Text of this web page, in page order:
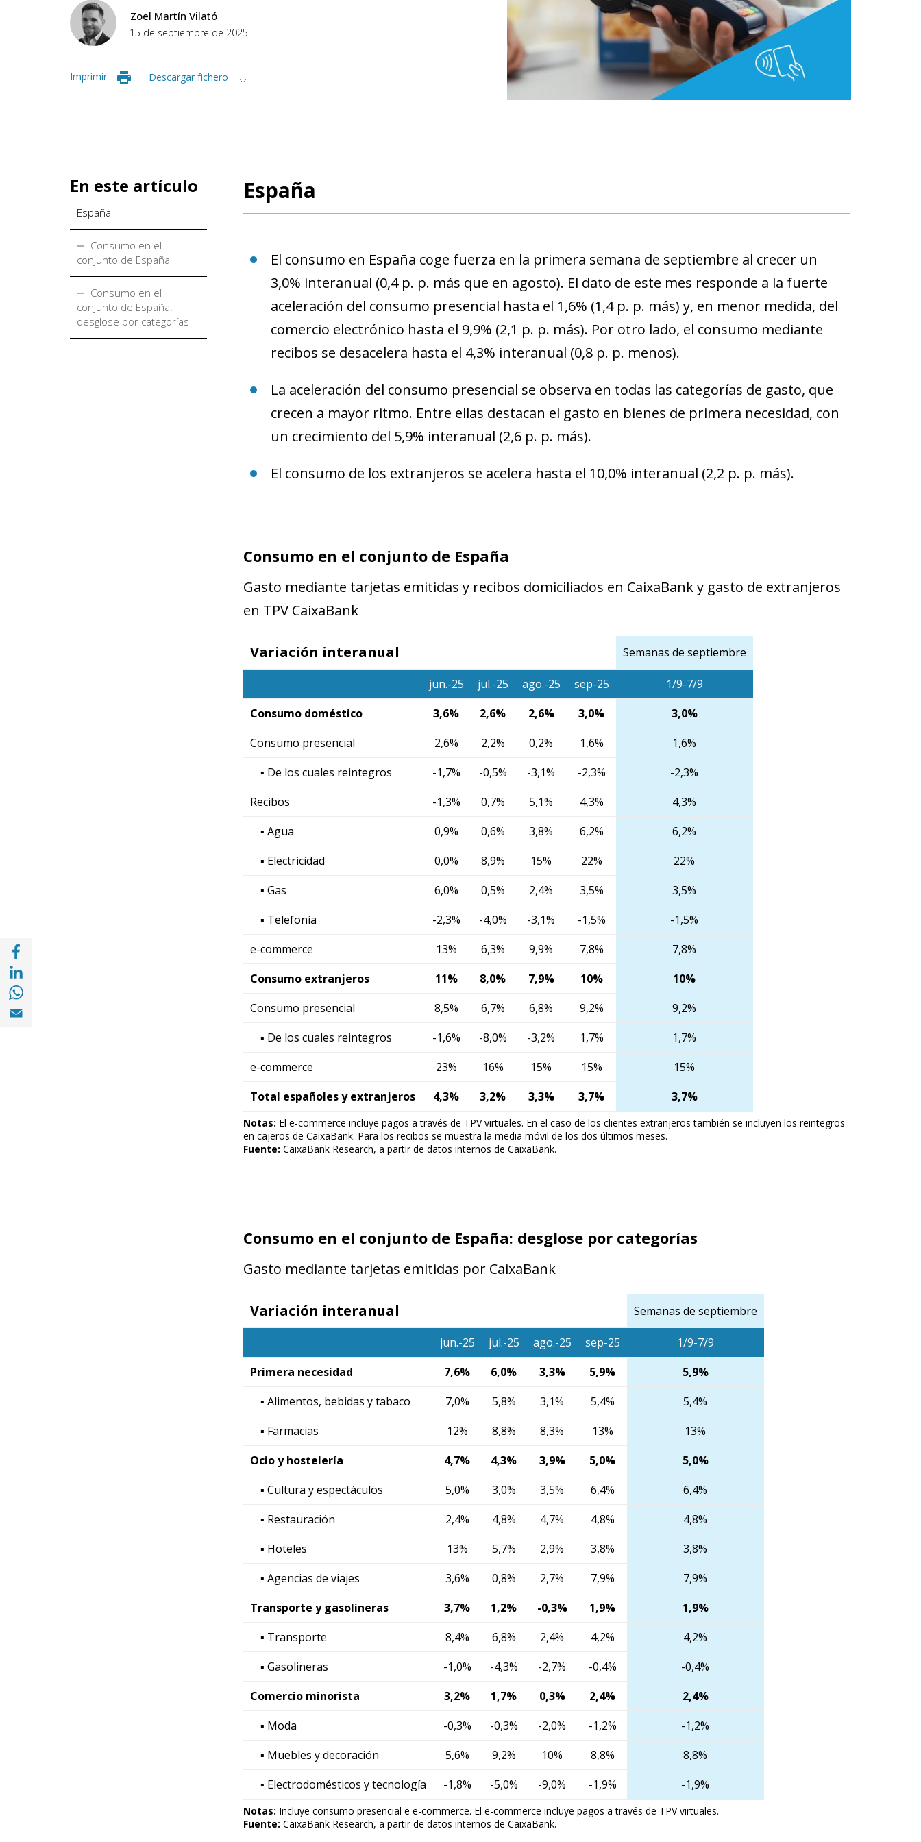
Zoel Martín Vilató
15 de septiembre de 2025
Imprimir Descargar fichero
Compartir en Facebook (opens in a new window)
Compartir en with Whatsapp (opens in a new window)
Compartir en Email (opens in a new window)
En este artículo
España
Consumo en el
conjunto de España
Consumo en el
conjunto de España:
desglose por categorías
España
El consumo en España coge fuerza en la primera semana de septiembre al crecer un
3,0% interanual (0,4 p. p. más que en agosto). El dato de este mes responde a la fuerte
aceleración del consumo presencial hasta el 1,6% (1,4 p. p. más) y, en menor medida, del
comercio electrónico hasta el 9,9% (2,1 p. p. más). Por otro lado, el consumo mediante
recibos se desacelera hasta el 4,3% interanual (0,8 p. p. menos).
La aceleración del consumo presencial se observa en todas las categorías de gasto, que
crecen a mayor ritmo. Entre ellas destacan el gasto en bienes de primera necesidad, con
un crecimiento del 5,9% interanual (2,6 p. p. más).
El consumo de los extranjeros se acelera hasta el 10,0% interanual (2,2 p. p. más).
Consumo en el conjunto de España
Gasto mediante tarjetas emitidas y recibos domiciliados en CaixaBank y gasto de extranjeros
en TPV CaixaBank
Variación interanual Semanas de septiembre
jun.-25 jul.-25 ago.-25 sep-25
1/9-7/9
Consumo doméstico
3,6% 2,6% 2,6% 3,0%
3,0%
Consumo presencial
2,6% 2,2% 0,2% 1,6%
1,6%
▪ De los cuales reintegros
-1,7% -0,5% -3,1% -2,3%
-2,3%
Recibos
-1,3% 0,7% 5,1% 4,3%
4,3%
▪ Agua
0,9% 0,6% 3,8% 6,2%
6,2%
▪ Electricidad
0,0% 8,9% 15% 22%
22%
▪ Gas
6,0% 0,5% 2,4% 3,5%
3,5%
▪ Telefonía
-2,3% -4,0% -3,1% -1,5%
-1,5%
e-commerce
13% 6,3% 9,9% 7,8%
7,8%
Consumo extranjeros
11% 8,0% 7,9% 10%
10%
Consumo presencial
8,5% 6,7% 6,8% 9,2%
9,2%
▪ De los cuales reintegros
-1,6% -8,0% -3,2% 1,7%
1,7%
e-commerce
23% 16% 15% 15%
15%
Total españoles y extranjeros
4,3% 3,2% 3,3% 3,7% 3,7%
Notas: El e-commerce incluye pagos a través de TPV virtuales. En el caso de los clientes extranjeros también se incluyen los reintegros
en cajeros de CaixaBank. Para los recibos se muestra la media móvil de los dos últimos meses.
Fuente: CaixaBank Research, a partir de datos internos de CaixaBank.
Consumo en el conjunto de España: desglose por categorías
Gasto mediante tarjetas emitidas por CaixaBank
Variación interanual Semanas de septiembre
jun.-25 jul.-25 ago.-25 sep-25
1/9-7/9
Primera necesidad
7,6% 6,0% 3,3% 5,9%
5,9%
▪ Alimentos, bebidas y tabaco
7,0% 5,8% 3,1% 5,4%
5,4%
▪ Farmacias
12% 8,8% 8,3% 13%
13%
Ocio y hostelería
4,7% 4,3% 3,9% 5,0%
5,0%
▪ Cultura y espectáculos
5,0% 3,0% 3,5% 6,4%
6,4%
▪ Restauración
2,4% 4,8% 4,7% 4,8%
4,8%
▪ Hoteles
13% 5,7% 2,9% 3,8%
3,8%
▪ Agencias de viajes
3,6% 0,8% 2,7% 7,9%
7,9%
Transporte y gasolineras
3,7% 1,2% -0,3% 1,9%
1,9%
▪ Transporte
8,4% 6,8% 2,4% 4,2%
4,2%
▪ Gasolineras
-1,0% -4,3% -2,7% -0,4%
-0,4%
Comercio minorista
3,2% 1,7% 0,3% 2,4%
2,4%
▪ Moda
-0,3% -0,3% -2,0% -1,2%
-1,2%
▪ Muebles y decoración
5,6% 9,2% 10% 8,8%
8,8%
▪ Electrodomésticos y tecnología
-1,8% -5,0% -9,0% -1,9% -1,9%
Notas: Incluye consumo presencial e e-commerce. El e-commerce incluye pagos a través de TPV virtuales.
Fuente: CaixaBank Research, a partir de datos internos de CaixaBank.